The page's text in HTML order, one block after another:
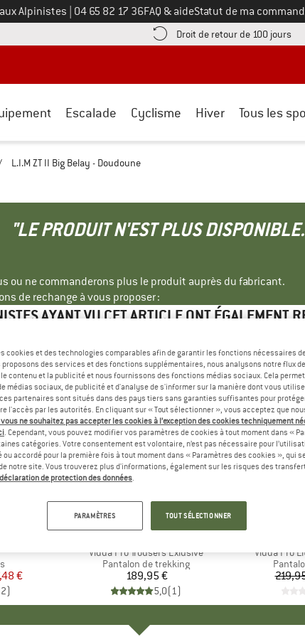
Alpinistes Appelez-nous au
04 65 82 17 36FAQ & aideStatut de ma
informations de paiement ici ! Ouvre une boîte d'information
Droit de retour de 100 jours
Escalade Cyclisme Hiver Tous les
L.I.M ZT II Big Belay - Doudoune
"LE PRODUIT N'EST PLUS
ou ne commanderons plus le produit auprès du fabricant.
de rechange à vous proposer :
AYANT VU CET ARTICLE ONT ÉGALEMENT
€
2)
Article
Vidda Pro Trousers Exlusive
Product group
Pantalon de trekking
Prix
189,95 €
5,0(1)
Article
Vidda Pro
cookies et des technologies comparables afin de garantir les fonctions nécessaires
proposons des services et des fonctions supplémentaires, nous analysons notre flux
contenu et la publicité et nous fournissons des fonctions médias sociaux. Cela
médias sociaux, de publicité et d'analyse de s'informer sur la manière dont vous
partenaires sont situés dans des pays tiers sans garanties suffisantes pour
l'accès par les autorités. En cliquant sur « Tout sélectionner », vous acceptez que
vous ne souhaitez pas accepter les cookies à l’exception des cookies techniquement
. Cependant, vous pouvez modifier vos paramètres de cookies à tout moment dans «
catégories. Votre consentement est volontaire, n’est pas nécessaire pour
ou accordé pour la première fois à tout moment dans « Paramètres des cookies », qui
notre site. Vous trouverez plus d'informations, également sur les risques des
déclaration de protection des données.
PARAMÈTRES TOUT SÉLECTIONNER